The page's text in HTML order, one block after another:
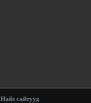
Найз сайтууд